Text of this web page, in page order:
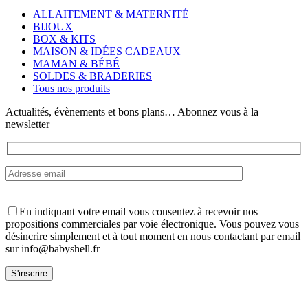
variations.
Les
peuvent
être
choisies
sur
page
du
ALLAITEMENT & MATERNITÉ
BIJOUX
BOX & KITS
MAISON & IDÉES CADEAUX
MAMAN & BÉBÉ
SOLDES & BRADERIES
Tous nos produits
Actualités, évènements et bons plans… Abonnez vous à la
newsletter
En indiquant votre email vous consentez à recevoir nos
propositions commerciales par voie électronique. Vous pouvez vous
désincrire simplement et à tout moment en nous contactant par email
sur info@babyshell.fr